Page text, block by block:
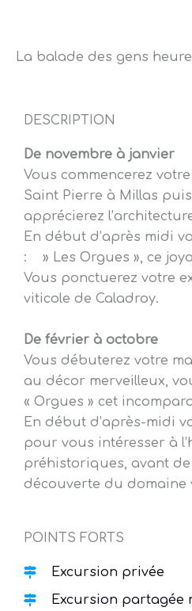
La balade des gens
DESCRIPTION
De novembre à janvier
Vous commencerez
Saint Pierre à Millas
apprécierez
En début d’après midi
: » Les Orgues », ce
Vous ponctuerez votre
viticole de Caladroy.
De février à octobre
Vous débuterez votre
au décor merveilleux,
« Orgues » cet
En début d’après-midi
pour vous intéresser à
préhistoriques, avant
découverte du domaine
POINTS FORTS
Excursion privée
Excursion partagée